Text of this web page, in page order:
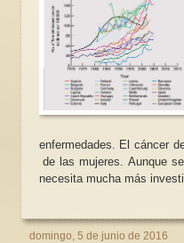
enfermedades. El cáncer
de las mujeres. Aunque se dispone de muchos estudios, se
domingo, 5 de junio de 2016